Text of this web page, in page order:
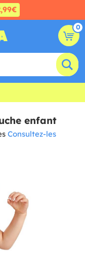
0
enfant
Consultez-les